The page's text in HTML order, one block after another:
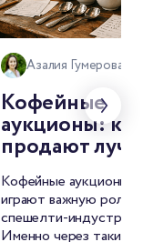
Азалия Гумерова
Кофейные
аукционы: как
продают
лоты мира
Кофейные аукционы
играют важную роль в
спешелти-индустрии.
Именно через такие